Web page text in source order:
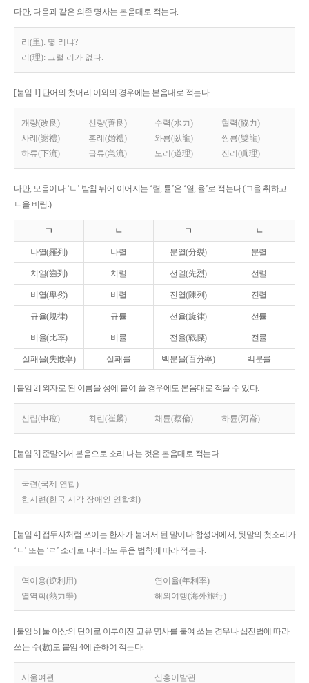
다만, 다음과 같은 의존 명사는 본음대로 적는다.
리(里): 몇 리냐?
리(理): 그럴 리가 없다.
[붙임 1] 단어의 첫머리 이외의 경우에는 본음대로 적는다.
개량(改良) 선량(善良) 수력(水力)
협력(協力)
사례(謝禮)
혼례(婚禮) 와룡(臥龍)
쌍룡(雙龍)
하류(下流)
급류(急流) 도리(道理) 진리(眞理)
다만, 모음이나 ‘ㄴ’ 받침 뒤에 이어지는 ‘렬, 률’은 ‘열, 율’로 적는다.(ㄱ을 취하고
ㄴ을 버림.)
ㄱ ㄴ ㄱ ㄴ
나열(羅列) 나렬 분열(分裂) 분렬
치열(齒列) 치렬 선열(先烈) 선렬
비열(卑劣) 비렬 진열(陳列) 진렬
규율(規律) 규률 선율(旋律) 선률
비율(比率) 비률 전율(戰慄) 전률
실패율(失敗率) 실패률 백분율(百分率) 백분률
[붙임 2] 외자로 된 이름을 성에 붙여 쓸 경우에도 본음대로 적을 수 있다.
신립(申砬) 최린(崔麟) 채륜(蔡倫) 하륜(河崙)
[붙임 3] 준말에서 본음으로 소리 나는 것은 본음대로 적는다.
국련(국제 연합)
한시련(한국 시각 장애인 연합회)
[붙임 4] 접두사처럼 쓰이는 한자가 붙어서 된 말이나 합성어에서, 뒷말의 첫소리가
‘ㄴ’ 또는 ‘ㄹ’ 소리로 나더라도 두음 법칙에 따라 적는다.
역이용(逆利用)
연이율(年利率)
열역학(熱力學)
해외여행(海外旅行)
[붙임 5] 둘 이상의 단어로 이루어진 고유 명사를 붙여 쓰는 경우나 십진법에 따라
쓰는 수(數)도 붙임 4에 준하여 적는다.
서울여관 신흥이발관